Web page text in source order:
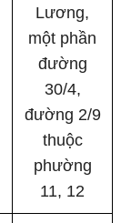
Lương,
một phần
đường
30/4,
đường 2/9
thuộc
phường
11, 12